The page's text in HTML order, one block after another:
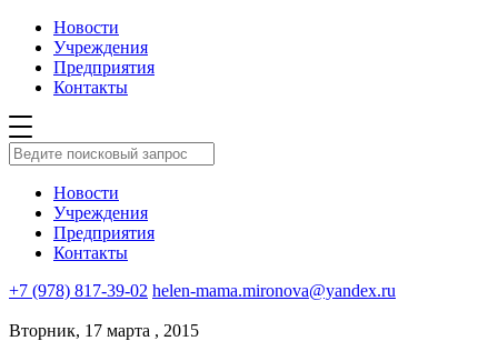
Новости
Учреждения
Предприятия
Контакты
Новости
Учреждения
Предприятия
Контакты
+7 (978) 817-39-02 helen-mama.mironova@yandex.ru
Вторник, 17 марта , 2015